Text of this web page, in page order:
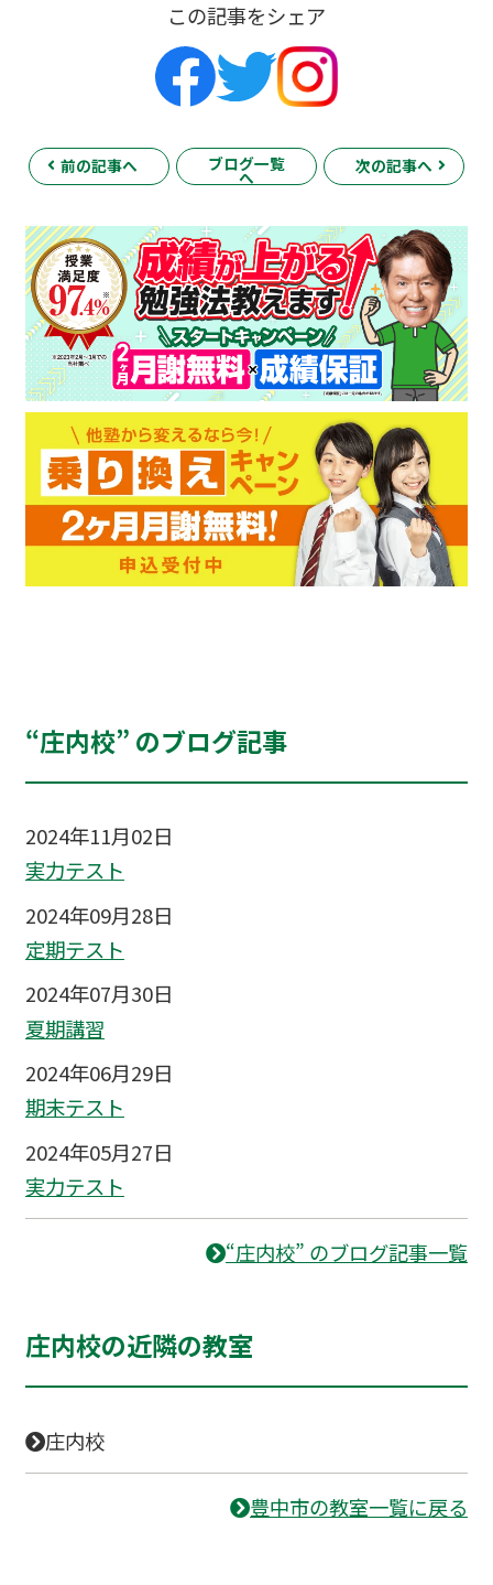
この記事をシェア
前の記事へ ブログ一覧
へ
次の記事へ
“庄内校” のブログ記事
2024年11月02日
実力テスト
2024年09月28日
定期テスト
2024年07月30日
夏期講習
2024年06月29日
期末テスト
2024年05月27日
実力テスト
“庄内校” のブログ記事一覧
庄内校の近隣の教室
庄内校
豊中市の教室一覧に戻る